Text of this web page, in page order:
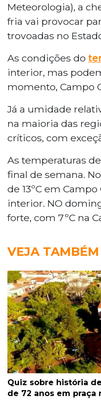
Meteorologia), a
fria vai provocar
trovoadas no
As condições do
interior, mas
momento, Campo
Já a umidade
na maioria das
críticos, com
As temperaturas
final de semana.
de 13ºC em Campo
interior. NO
forte, com 7ºC na
VEJA TAMBÉM
Quiz sobre história
de 72 anos em praça